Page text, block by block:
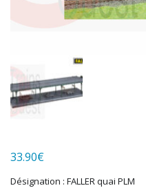
HUMBROL
ITALERI
LGB
LS MODELS
NOREV
NOVATEUR MODELES
33.90€
Désignation : FALLER quai PLM